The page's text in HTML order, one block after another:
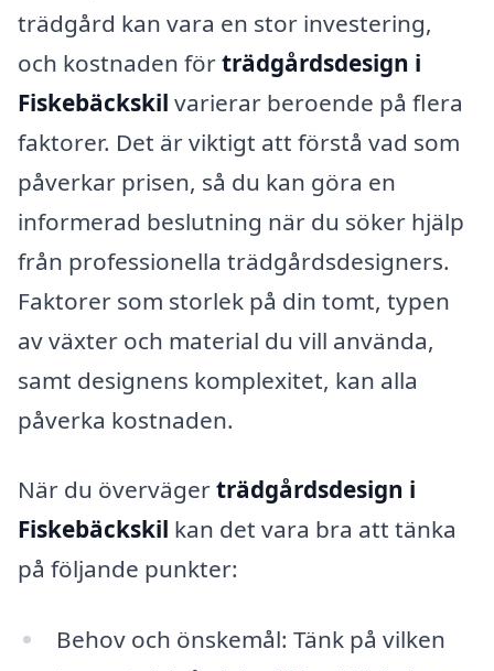
trädgård kan vara en stor investering,
och kostnaden förträdgårdsdesign i
Fiskebäckskil varierar beroende på flera
faktorer. Det är viktigt att förstå vad som
påverkar prisen, så du kan göra en
informerad beslutning när du söker hjälp
från professionella trädgårdsdesigners.
Faktorer som storlek på din tomt, typen
av växter och material du vill använda,
samt designens komplexitet, kan alla
påverka kostnaden.
När du övervägerträdgårdsdesign i
Fiskebäckskil kan det vara bra att tänka
på följande punkter:
Behov och önskemål: Tänk på vilken